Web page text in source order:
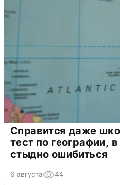
Справится даже
тест по географии,
стыдно ошибиться
6 августа 44